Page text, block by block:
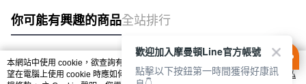
你可能有興趣的商品全站排行
熱門標籤
本網站中使用 cookie，欲查詢有關本網站使用 cookie 方式之詳情，及若您不希
望在電腦上使用 cookie 時應如何變更電腦的 cookie 設定，請參閱本網站「
隱私
歡迎加入摩曼頓Line官方帳號
點擊以下按鈕第一時間獲得好康訊